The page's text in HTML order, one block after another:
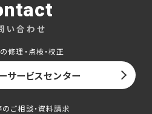
い合わせ
修理・点検・校正
サービスセンター
ご相談・資料請求